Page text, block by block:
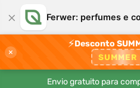
× Ferwer: perfumes e
×
⚡Desconto
SUMMER
Envio gratuito para